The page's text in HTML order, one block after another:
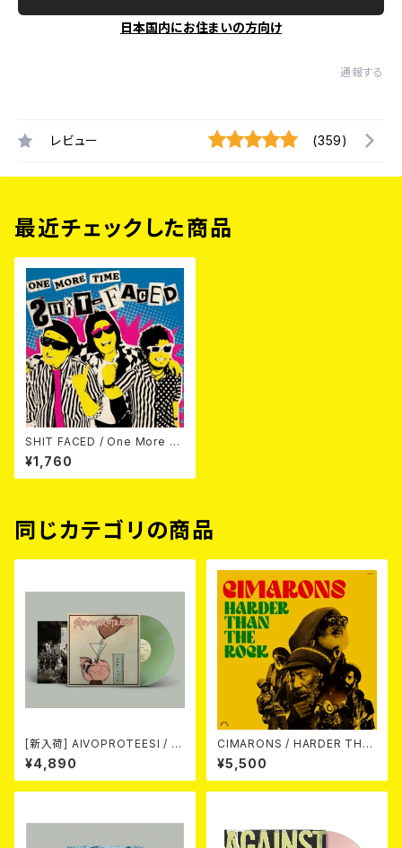
日本国内にお住まいの方向け
通報する
レビュー (359)
最近チェックした商品
SHIT FACED / One More Ti
me 7EP
¥1,760
同じカテゴリの商品
[新入荷] AIVOPROTEESI / U
MPIKUJA (LP / LTD.100 DIE
-HARD COKE BOTTLE GRE
EN VINYL) (ITA / F.O.A.D.)
¥4,890
CIMARONS / HARDER THA
¥5,500